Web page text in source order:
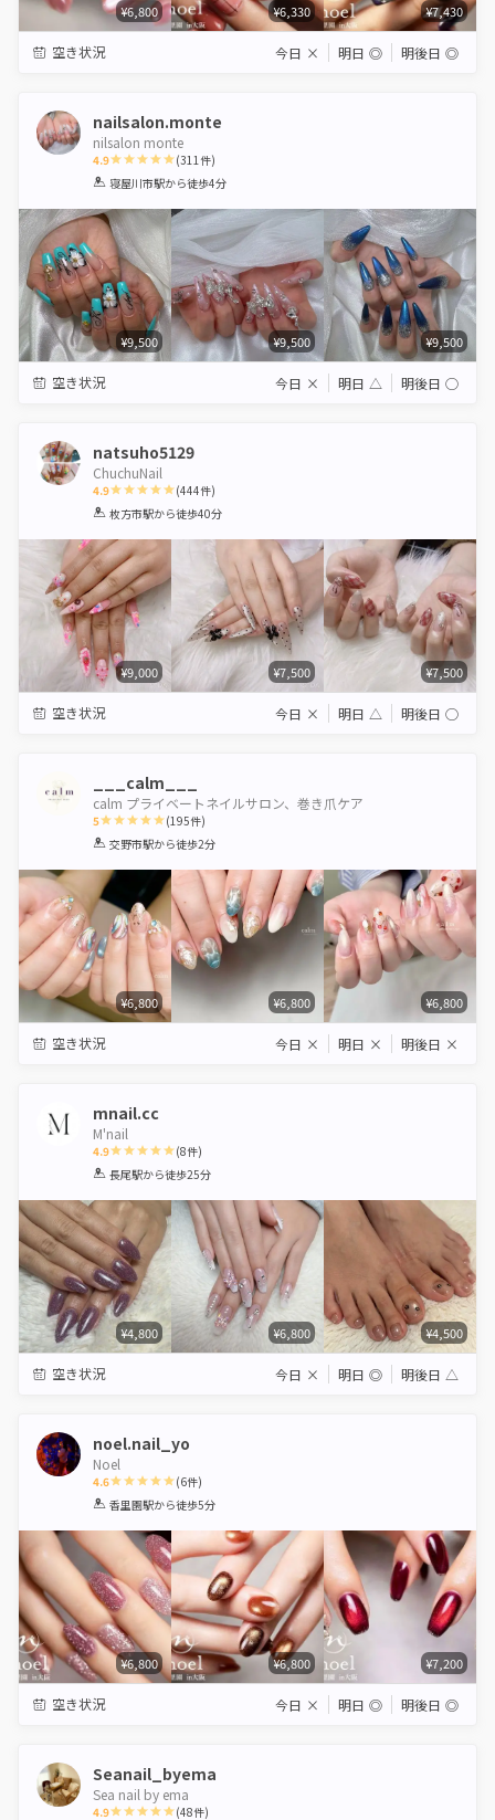
¥6,800 ¥6,330 ¥7,430
空き状況 今日 × 明日 ◎ 明後日 ◎
nailsalon.monte
nilsalon monte
4.9
1 2 3 4 5
(311件)
寝屋川市駅から徒歩4分
¥9,500 ¥9,500 ¥9,500
空き状況 今日 × 明日 △ 明後日 ◯
natsuho5129
ChuchuNail
4.9
1 2 3 4 5
(444件)
枚方市駅から徒歩40分
¥9,000 ¥7,500 ¥7,500
空き状況 今日 × 明日 △ 明後日 ◯
___calm___
calm プライベートネイルサロン、巻き爪ケア
5
1 2 3 4 5
(195件)
交野市駅から徒歩2分
¥6,800 ¥6,800 ¥6,800
空き状況 今日 × 明日 × 明後日 ×
mnail.cc
M'nail
4.9
1 2 3 4 5
(8件)
長尾駅から徒歩25分
¥4,800 ¥6,800 ¥4,500
空き状況 今日 × 明日 ◎ 明後日 △
noel.nail_yo
Noel
4.6
1 2 3 4 5
(6件)
香里園駅から徒歩5分
¥6,800 ¥6,800 ¥7,200
空き状況 今日 × 明日 ◎ 明後日 ◎
Seanail_byema
Sea nail by ema
4.9 (48件)